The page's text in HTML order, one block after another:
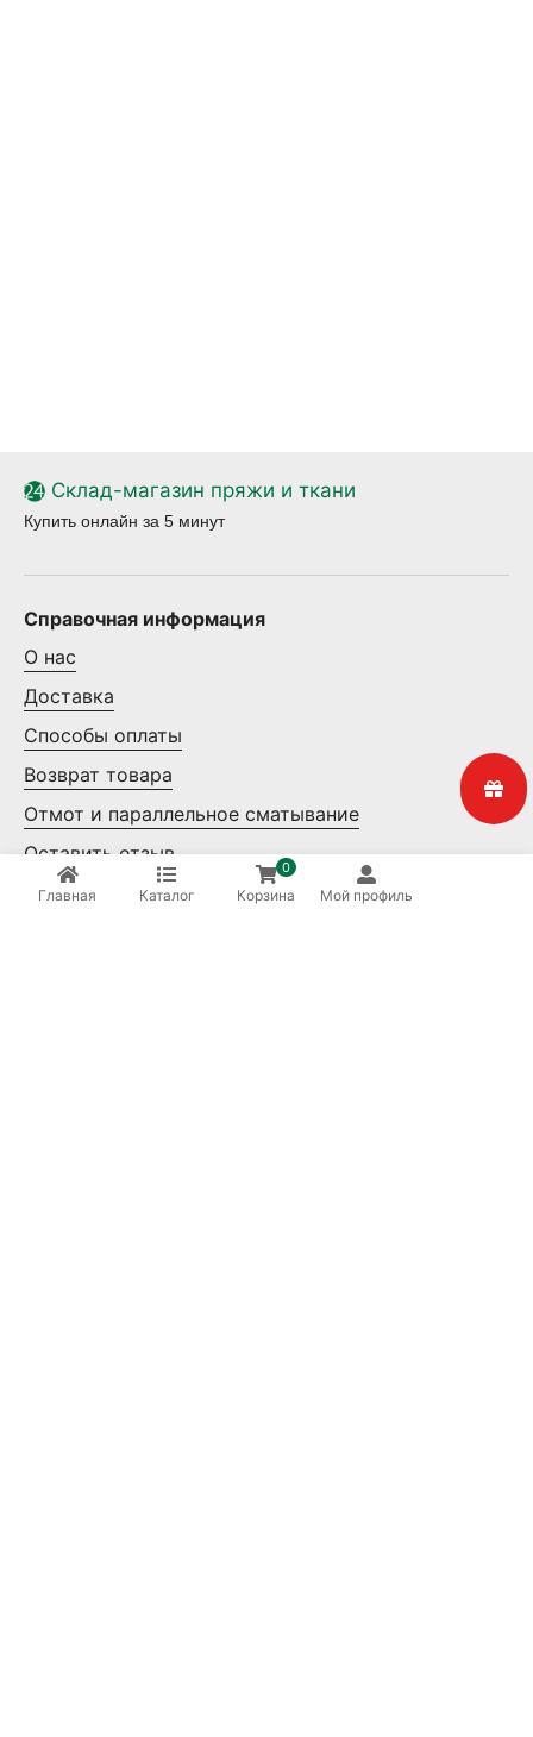
Склад-магазин пряжи и ткани
Купить онлайн за 5 минут
Справочная информация
О нас
Доставка
Способы оплаты
Возврат товара
Отмот и параллельное сматывание
Оставить отзыв
Контакты
Главная Каталог Корзина
0
Мой профиль